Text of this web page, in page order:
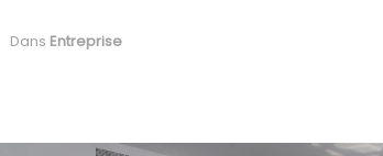
Dans Entreprise